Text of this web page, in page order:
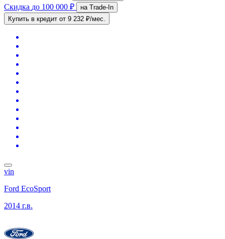
Скидка до 100 000 ₽
на Trade-In
Купить в кредит от 9 232 ₽/мес.
vin
Ford EcoSport
2014 г.в.